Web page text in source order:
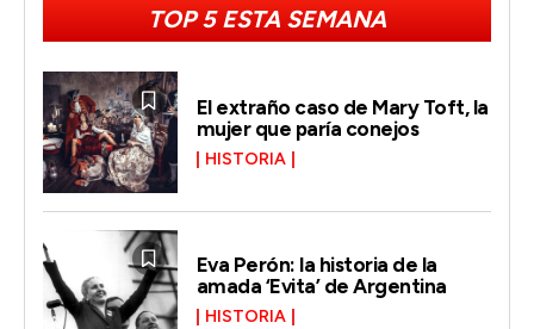
TOP 5 ESTA SEMANA
El extraño caso de Mary Toft, la
mujer que paría conejos
HISTORIA
Eva Perón: la historia de la
amada ‘Evita’ de Argentina
HISTORIA